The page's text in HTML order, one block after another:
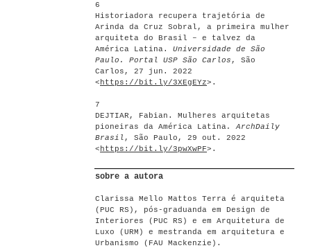
6
Historiadora recupera trajetória de
Arinda da Cruz Sobral, a primeira mulher
arquiteta do Brasil – e talvez da
América Latina. Universidade de São
Paulo. Portal USP São Carlos , São
Carlos, 27 jun. 2022
< https://bit.ly/3XEgEYz>.
7
DEJTIAR, Fabian. Mulheres arquitetas
pioneiras da América Latina. ArchDaily
Brasil , São Paulo, 29 out. 2022
< https://bit.ly/3pwXwPF>.
sobre a autora
Clarissa Mello Mattos Terra é arquiteta
(PUC RS), pós-graduanda em Design de
Interiores (PUC RS) e em Arquitetura de
Luxo (URM) e mestranda em arquitetura e
Urbanismo (FAU Mackenzie).